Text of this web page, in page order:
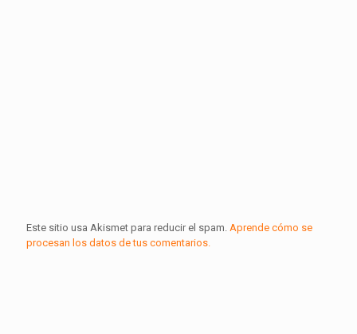
Este sitio usa Akismet para reducir el spam. Aprende cómo se
procesan los datos de tus comentarios.